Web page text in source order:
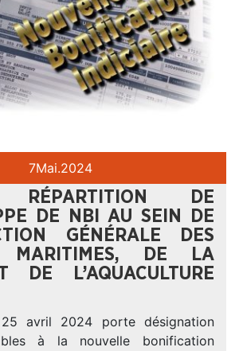
7Mai.2024
DE
DE NBI AU SEIN DE
GÉNÉRALE DES
MARITIMES, DE LA
DE L’AQUACULTURE
avril 2024 porte désignation
à la nouvelle bonification